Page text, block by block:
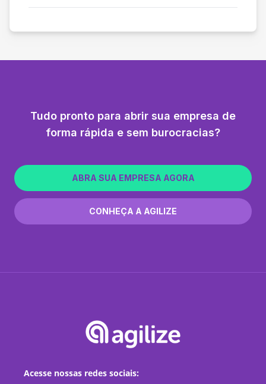
Tudo pronto para abrir sua empresa de
forma rápida e sem burocracias?
ABRA SUA EMPRESA AGORA
CONHEÇA A AGILIZE
Acesse nossas redes sociais: